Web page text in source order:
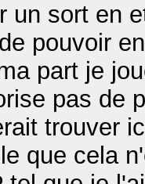
un sort en
pouvoir
part je
pas de
trouver
que cela